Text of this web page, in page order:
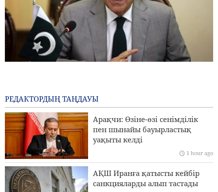
Пезешкиан: Хиросиманы бомбалау адамзатқа қарсы ең
үлкен қылмыс болды
Бригада генералы Ибн-әл-Реза: Иранның жергілікті
технологиясы аймақтағы кез келген импорттық
жүйеден жоғары
Сананың Эр-Риядқа қатаң ескертуі
РЕДАКТОРДЫҢ ТАҢДАУЫ
Арақчи: Өзіне-өзі сенімділік
пен шынайы бауырластық
уақыты келді
1 hour ago
АҚШ Иранға қатысты кейбір
санкцияларды алып тастады